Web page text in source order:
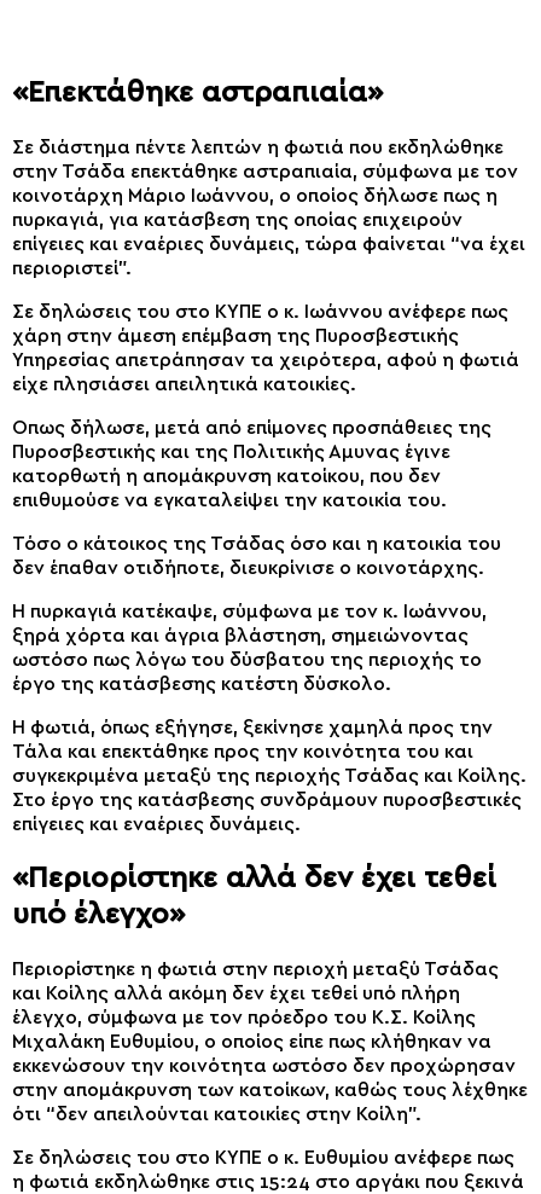
«Επεκτάθηκε αστραπιαία»
Σε διάστημα πέντε λεπτών η φωτιά που εκδηλώθηκε
στην Τσάδα επεκτάθηκε αστραπιαία, σύμφωνα με τον
κοινοτάρχη Μάριο Ιωάννου, ο οποίος δήλωσε πως η
πυρκαγιά, για κατάσβεση της οποίας επιχειρούν
επίγειες και εναέριες δυνάμεις, τώρα φαίνεται “να έχει
περιοριστεί”.
Σε δηλώσεις του στο ΚΥΠΕ ο κ. Ιωάννου ανέφερε πως
χάρη στην άμεση επέμβαση της Πυροσβεστικής
Υπηρεσίας απετράπησαν τα χειρότερα, αφού η φωτιά
είχε πλησιάσει απειλητικά κατοικίες.
Οπως δήλωσε, μετά από επίμονες προσπάθειες της
Πυροσβεστικής και της Πολιτικής Αμυνας έγινε
κατορθωτή η απομάκρυνση κατοίκου, που δεν
επιθυμούσε να εγκαταλείψει την κατοικία του.
Τόσο ο κάτοικος της Τσάδας όσο και η κατοικία του
δεν έπαθαν οτιδήποτε, διευκρίνισε ο κοινοτάρχης.
Η πυρκαγιά κατέκαψε, σύμφωνα με τον κ. Ιωάννου,
ξηρά χόρτα και άγρια βλάστηση, σημειώνοντας
ωστόσο πως λόγω του δύσβατου της περιοχής το
έργο της κατάσβεσης κατέστη δύσκολο.
Η φωτιά, όπως εξήγησε, ξεκίνησε χαμηλά προς την
Τάλα και επεκτάθηκε προς την κοινότητα του και
συγκεκριμένα μεταξύ της περιοχής Τσάδας και Κοίλης.
Στο έργο της κατάσβεσης συνδράμουν πυροσβεστικές
επίγειες και εναέριες δυνάμεις.
«Περιορίστηκε αλλά δεν έχει τεθεί
υπό έλεγχο»
Περιορίστηκε η φωτιά στην περιοχή μεταξύ Τσάδας
και Κοίλης αλλά ακόμη δεν έχει τεθεί υπό πλήρη
έλεγχο, σύμφωνα με τον πρόεδρο του Κ.Σ. Κοίλης
Μιχαλάκη Ευθυμίου, ο οποίος είπε πως κλήθηκαν να
εκκενώσουν την κοινότητα ωστόσο δεν προχώρησαν
στην απομάκρυνση των κατοίκων, καθώς τους λέχθηκε
ότι “δεν απειλούνται κατοικίες στην Κοίλη”.
Σε δηλώσεις του στο ΚΥΠΕ ο κ. Ευθυμίου ανέφερε πως
η φωτιά εκδηλώθηκε στις 15:24 στο αργάκι που ξεκινά